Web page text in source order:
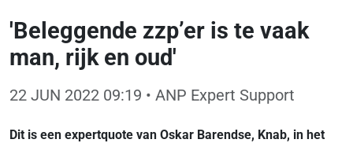
'Beleggende zzp’er is te vaak
man, rijk en oud'
22 JUN 2022 09:19 • ANP Expert Support
Dit is een expertquote van Oskar Barendse, Knab, in het